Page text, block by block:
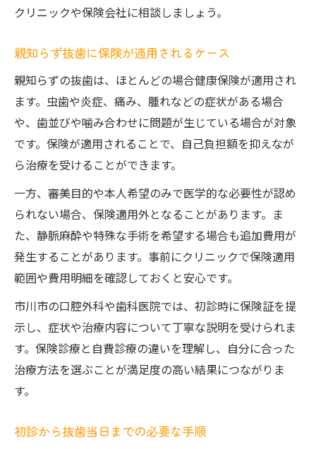
クリニックや保険会社に相談しましょう。
親知らず抜歯に保険が適用されるケース
親知らずの抜歯は、ほとんどの場合健康保険が適用され
ます。虫歯や炎症、痛み、腫れなどの症状がある場合
や、歯並びや噛み合わせに問題が生じている場合が対象
です。保険が適用されることで、自己負担額を抑えなが
ら治療を受けることができます。
一方、審美目的や本人希望のみで医学的な必要性が認め
られない場合、保険適用外となることがあります。ま
た、静脈麻酔や特殊な手術を希望する場合も追加費用が
発生することがあります。事前にクリニックで保険適用
範囲や費用明細を確認しておくと安心です。
市川市の口腔外科や歯科医院では、初診時に保険証を提
示し、症状や治療内容について丁寧な説明を受けられま
す。保険診療と自費診療の違いを理解し、自分に合った
治療方法を選ぶことが満足度の高い結果につながりま
す。
初診から抜歯当日までの必要な手順